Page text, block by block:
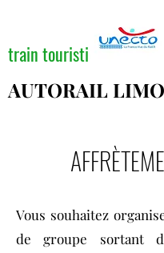
train touristique
AUTORAIL
Vous souhaitez
de groupe sortant